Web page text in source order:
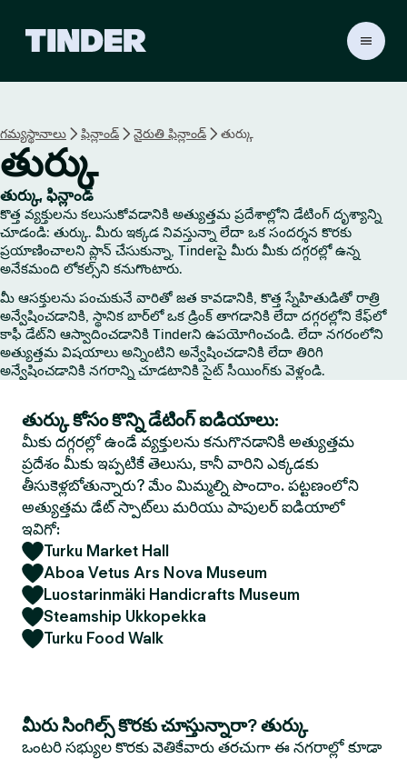
r
గమ్యస్థానాలు ఫిన్లాండ్ నైరుతి ఫిన్లాండ్ తుర్కు
తుర్కు
తుర్కు, ఫిన్లాండ్
కొత్త వ్యక్తులను కలుసుకోవడానికి అత్యుత్తమ ప్రదేశాల్లోని డేటింగ్ దృశ్యాన్ని
చూడండి: తుర్కు. మీరు ఇక్కడ నివస్తున్నా లేదా ఒక సందర్శన కొరకు
ప్రయాణించాలని ప్లాన్ చేసుకున్నా, Tinderపై మీరు మీకు దగ్గరల్లో ఉన్న
అనేకమంది లోకల్స్‌ని కనుగొంటారు.
మీ ఆసక్తులను పంచుకునే వారితో జత కావడానికి, కొత్త స్నేహితుడితో రాత్రి
అన్వేషించడానికి, స్థానిక బార్‌లో ఒక డ్రింక్ తాగడానికి లేదా దగ్గరల్లోని కేఫ్‌లో
కాఫీ డేట్‌ని ఆస్వాదించడానికి Tinderని ఉపయోగించండి. లేదా నగరంలోని
అత్యుత్తమ విషయాలు అన్నింటిని అన్వేషించడానికి లేదా తిరిగి
అన్వేషించడానికి నగరాన్ని చూడటానికి సైట్ సీయింగ్‌కు వెళ్లండి.
తుర్కు కోసం కొన్ని డేటింగ్ ఐడియాలు:
మీకు దగ్గరల్లో ఉండే వ్యక్తులను కనుగొనడానికి అత్యుత్తమ
ప్రదేశం మీకు ఇప్పటికే తెలుసు, కానీ వారిని ఎక్కడకు
తీసుకెళ్లబోతున్నారు? మేం మిమ్మల్ని పొందాం. పట్టణంలోని
అత్యుత్తమ డేట్ స్పాట్‌లు మరియు పాపులర్ ఐడియాలో
ఇవిగో:
Turku Market Hall
Aboa Vetus Ars Nova Museum
Luostarinmäki Handicrafts Museum
Steamship Ukkopekka
Turku Food Walk
మీరు సింగిల్స్ కొరకు చూస్తున్నారా? తుర్కు
ఒంటరి సభ్యుల కొరకు వెతికేవారు తరచుగా ఈ నగరాల్లో కూడా